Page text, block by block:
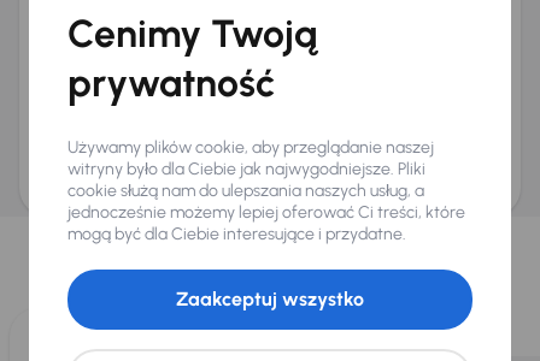
Na numer telefonu (opcjonalnie)
Wyślij zapytanie
ani zagwarantowaną dostępnością pojazdu. AURES Holdings a.s., z siedzibą
Dopraváků 874/15, Čimice, 184 00 Praga 8, będzie przechowywać i przetwarzać
Twoje dane osobowe zgodnie z zasadami ochrony i przetwarzaniadanych
osobowych
Wybraliśmy dla Ciebie
Wybieramy dla Ciebienajlepsze pojazdyz naszej oferty. Kupimy
dla Ciebiedo 400 pojazdówkażdego dnia.
Cenimy Twoją
prywatność
Używamy plików cookie, aby przeglądanie naszej
witryny było dla Ciebie jak najwygodniejsze. Pliki
cookie służą nam do ulepszania naszych usług, a
jednocześnie możemy lepiej oferować Ci treści, które
mogą być dla Ciebie interesujące i przydatne.
Zaakceptuj wszystko